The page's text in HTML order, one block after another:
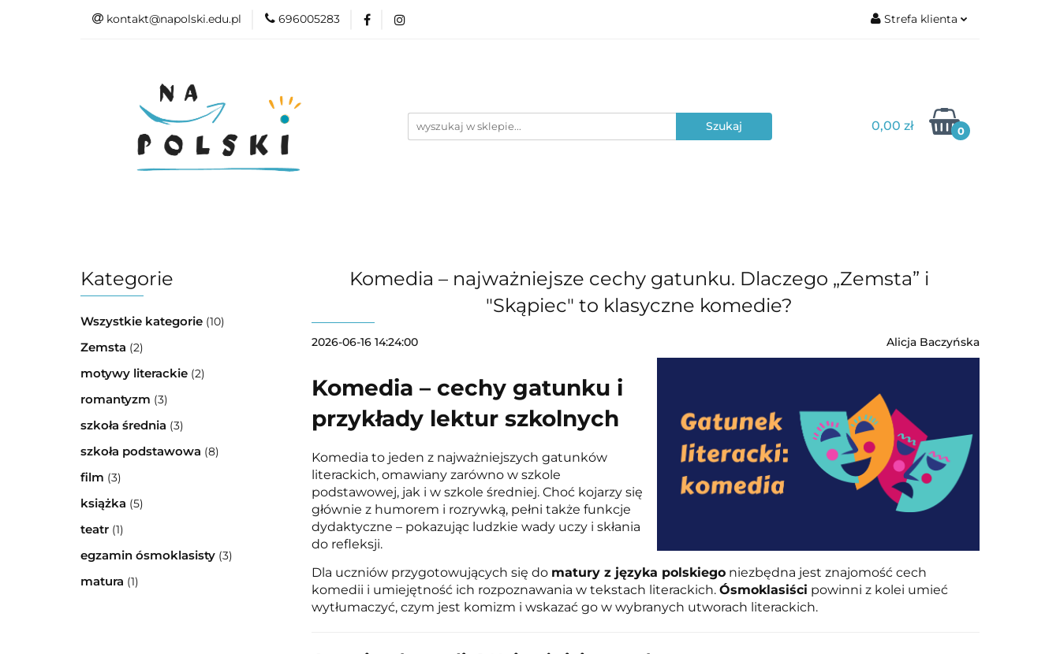
kontakt@napolski.edu.pl 696005283 Strefa klienta
Dodaj zgłoszenie
Zgody cookies
0,00 zł 0
Matura Egzamin ósmoklasisty
Kategorie
Wszystkie kategorie (10)
Zemsta (2)
motywy literackie (2)
romantyzm (3)
szkoła średnia (3)
szkoła podstawowa (8)
film (3)
książka (5)
teatr (1)
egzamin ósmoklasisty (3)
matura (1)
Komedia – najważniejsze cechy gatunku. Dlaczego „Zemsta” i
"Skąpiec" to klasyczne komedie?
2026-06-16 14:24:00 Alicja Baczyńska
Komedia – cechy gatunku i
przykłady lektur szkolnych
Komedia to jeden z najważniejszych gatunków
literackich, omawiany zarówno w szkole
podstawowej, jak i w szkole średniej. Choć kojarzy się
głównie z humorem i rozrywką, pełni także funkcje
dydaktyczne – pokazując ludzkie wady uczy i skłania
do refleksji.
Dla uczniów przygotowujących się do matury z języka polskiegoniezbędna jest znajomość cech
komedii i umiejętność ich rozpoznawania w tekstach literackich. Ósmoklasiści powinni z kolei umieć
wytłumaczyć, czym jest komizm i wskazać go w wybranych utworach literackich.